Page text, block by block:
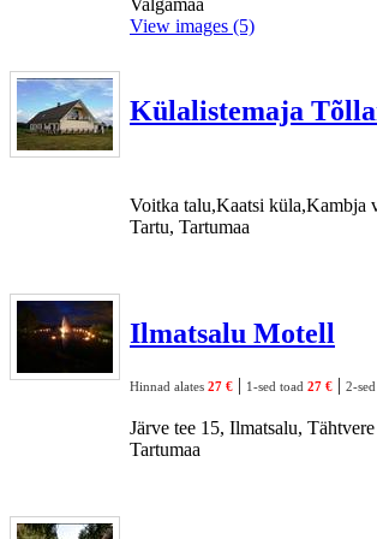
View images (5)
Külalistemaja
Voitka talu,Kaatsi küla,Kambja
Tartu, Tartumaa
Ilmatsalu Motell
Hinnad alates 27 € | 1-sed toad 27 € | 2-
Järve tee 15, Ilmatsalu,
Tartumaa